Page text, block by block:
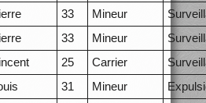
33 Mineur
33 Mineur
25 Carrier
31 Mineur